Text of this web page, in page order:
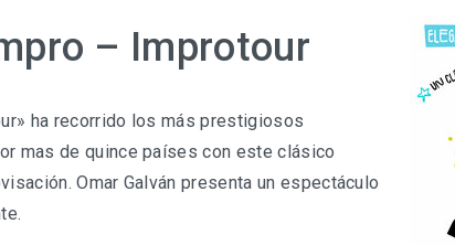
– Improtour
ha recorrido los más prestigiosos
mas de quince países con este clásico
Omar Galván presenta un espectáculo